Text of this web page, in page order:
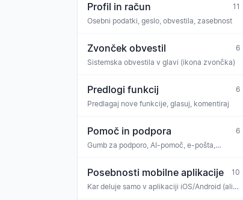
Profil in račun
11
Osebni podatki, geslo, obvestila, zasebnost
Zvonček obvestil
6
Sistemska obvestila v glavi (ikona zvončka)
Predlogi funkcij
6
Predlagaj nove funkcije, glasuj, komentiraj
Pomoč in podpora
6
Gumb za podporo, AI-pomoč, e-pošta,
Posebnosti mobilne aplikacije
10
Kar deluje samo v aplikaciji iOS/Android (ali